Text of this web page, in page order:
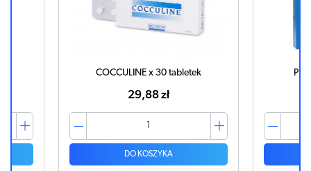
COCCULINE x 30 tabletek
29,88 zł
DO KOSZYKA